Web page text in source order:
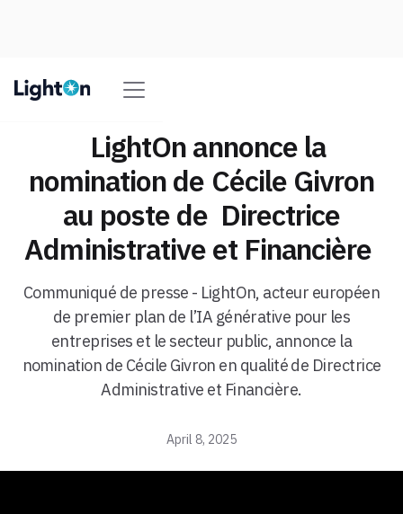
‬ ‭ LightOn annonce la
nomination de Cécile Givron
au poste de‬ ‭ Directrice
Administrative et Financière‬ ‭
‬Communiqué de presse - LightOn,‬‭ acteur‬‭ européen‬‭
de‬‭ premier‬‭ plan‬‭ de‬‭ l’IA‬‭ générative‬‭ pour‬‭ les‬‭
entreprises‬‭ et‬‭ le‬ secteur‬‭ public,‬‭ annonce‬‭ la‬‭
nomination‬‭ de‬‭ Cécile‬‭ Givron‬‭ en‬‭ qualité‬‭ de‬‭ Directrice‬
Administrative et Financière.‬
April 8, 2025